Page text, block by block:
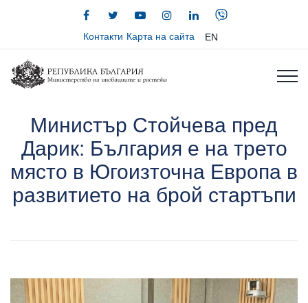
Контакти Карта на сайта EN
Министър Стойчева пред
Дарик: България е на трето
място в Югоизточна Европа в
развитието на брой стартъпи